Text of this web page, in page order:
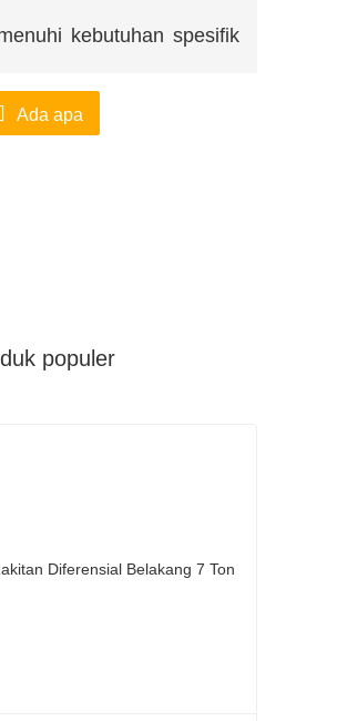
kebutuhan spesifik
kualitas setiap
Ada apa
populer